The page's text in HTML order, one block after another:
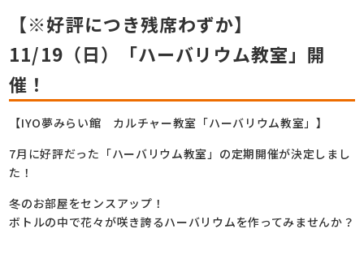
【※好評につき残席わずか】
11/19（日）「ハーバリウム教室」開
催！
【IYO夢みらい館 カルチャー教室「ハーバリウム教室」】
7月に好評だった「ハーバリウム教室」の定期開催が決定しまし
た！
冬のお部屋をセンスアップ！
ボトルの中で花々が咲き誇るハーバリウムを作ってみませんか？